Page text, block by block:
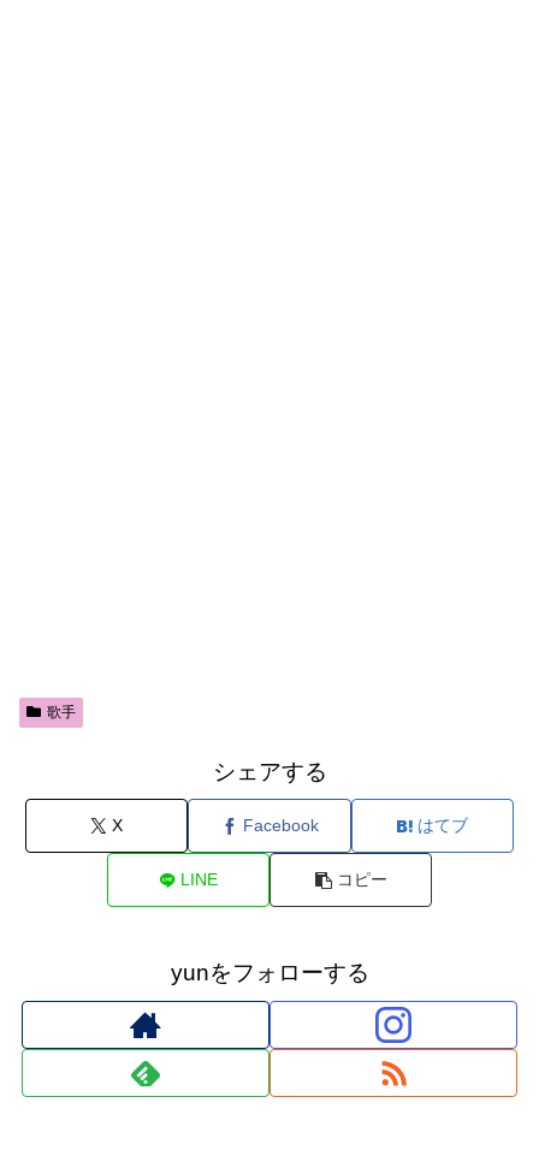
歌手
シェアする
X Facebook はてブ
LINE コピー
yunをフォローする